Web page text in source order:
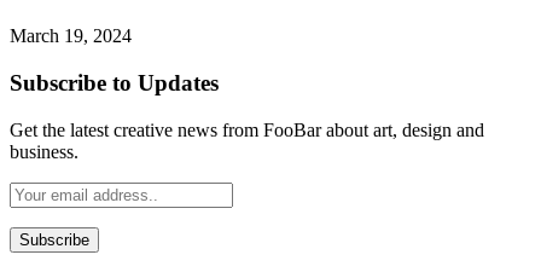
March 19, 2024
Subscribe to Updates
Get the latest creative news from FooBar about art, design and
business.